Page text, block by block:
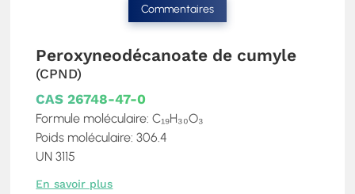
Commentaires
Peroxyneodécanoate de cumyle
(CPND)
CAS 26748-47-0
Formule moléculaire: C₁₉H₃₀O₃
Poids moléculaire: 306.4
UN 3115
En savoir plus